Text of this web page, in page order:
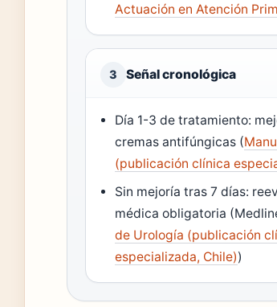
Actuación en Atención
3 Señal cronológica
Día 1-3 de tratamiento:
cremas antifúngicas (
(publicación clínica
Sin mejoría tras 7 días:
médica obligatoria
de Urología (publicación
especializada, Chile))